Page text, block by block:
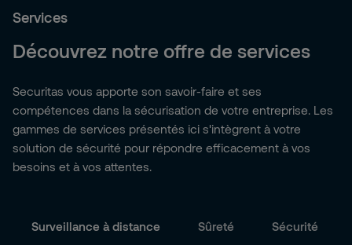
Services
Découvrez notre offre de services
Securitas vous apporte son savoir‑faire et ses
compétences dans la sécurisation de votre entreprise. Les
gammes de services présentés ici s'intègrent à votre
solution de sécurité pour répondre efficacement à vos
besoins et à vos attentes.
Surveillance à distance Sûreté Sécurité